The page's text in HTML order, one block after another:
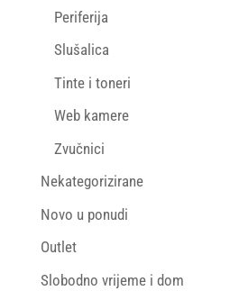
Periferija
Slušalica
Tinte i toneri
Web kamere
Zvučnici
Nekategorizirane
Novo u ponudi
Outlet
Slobodno vrijeme i dom